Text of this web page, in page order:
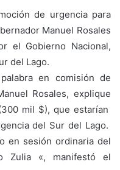
de urgencia para
Manuel Rosales
el Gobierno Nacional,
del Lago.
en comisión de
Rosales, explique
mil $), que estarían
del Sur del Lago.
en sesión ordinaria del
Zulia «, manifestó el